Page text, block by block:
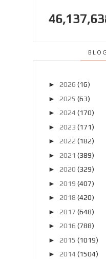
► 2026 (16)
► 2025 (63)
► 2024 (170)
► 2023 (171)
► 2022 (182)
► 2021 (389)
► 2020 (329)
► 2019 (407)
► 2018 (420)
► 2017 (648)
► 2016 (788)
► 2015 (1019)
► 2014 (1504)